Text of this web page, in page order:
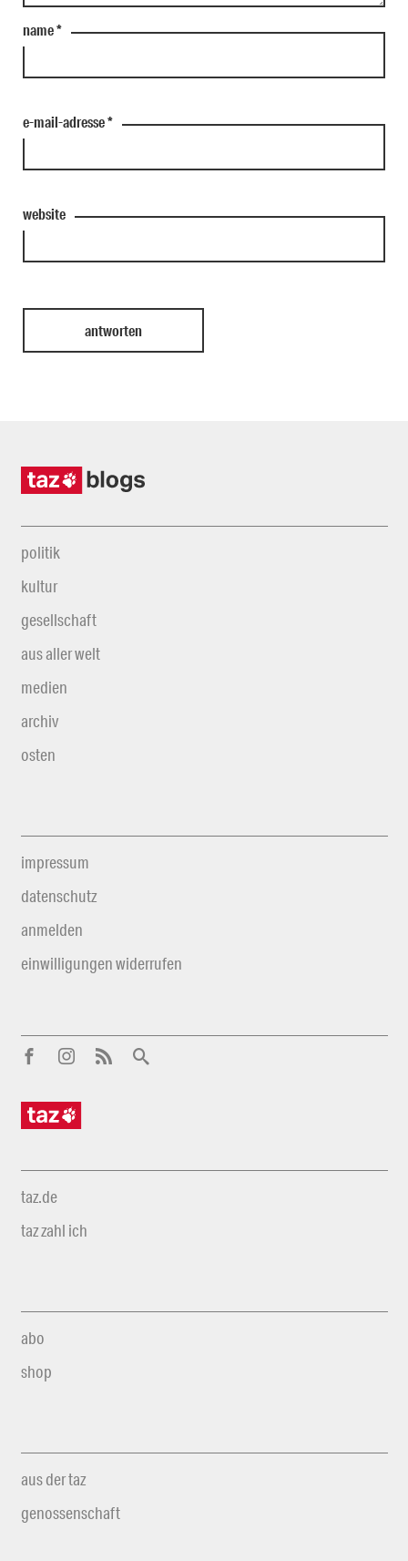
name*
e-mail-adresse*
website
politik
kultur
gesellschaft
aus aller welt
medien
archiv
osten
impressum
datenschutz
anmelden
einwilligungen widerrufen
taz.de
taz zahl ich
abo
shop
aus der taz
genossenschaft